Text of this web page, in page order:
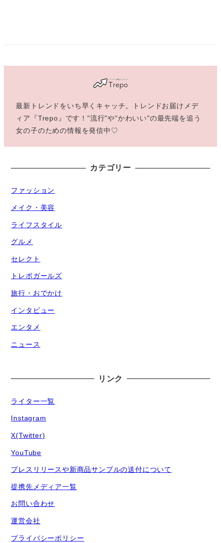
最新トレンドをいち早くキャッチ。トレンドお届けメデ
ィア『Trepo』です！"流行"や"かわいい"の最先端を追う
女の子のための情報を発信中♡
カテゴリー
ファッション
メイク・美容
ライフスタイル
グルメ
セレクト
トレポガールズ
旅行・おでかけ
インタビュー
エンタメ
ニュース
リンク
ライター一覧
Instagram
X(Twitter)
YouTube
プレスリリースや新商品サンプルの送付について
提携先メディア一覧
お問い合わせ
運営会社
プライバシーポリシー